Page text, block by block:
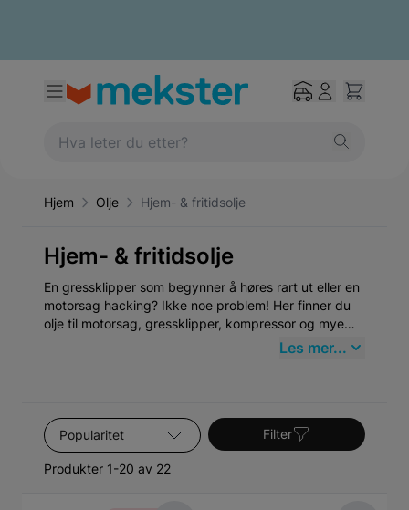
Hjem Olje Hjem- & fritidsolje
Hjem- & fritidsolje
En gressklipper som begynner å høres rart ut eller en
motorsag hacking? Ikke noe problem! Her finner du
olje til motorsag, gressklipper, kompressor og mye
mer. det er alltid viktig å ha olje for riktig utførelse,
design trenger åpenbart forskjellige oljer med
forskjellige egenskaper
Les mer...
Sorter etter
Produkter 1-20 av 22
Filter